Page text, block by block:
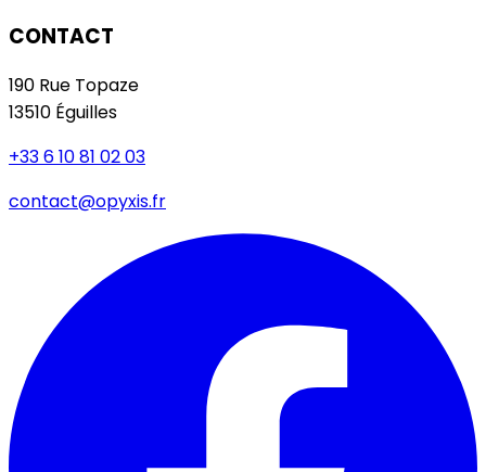
CONTACT
190 Rue Topaze
13510 Éguilles
+33 6 10 81 02 03
contact@opyxis.fr